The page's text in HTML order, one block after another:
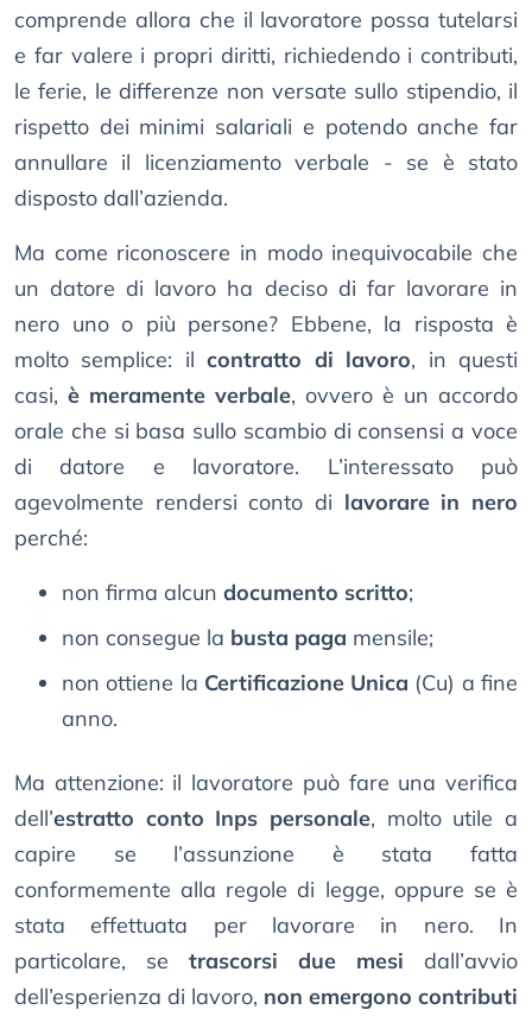
comprende allora che il lavoratore possa tutelarsi
e far valere i propri diritti, richiedendo i contributi,
le ferie, le differenze non versate sullo stipendio, il
rispetto dei minimi salariali e potendo anche far
annullare il licenziamento verbale - se è stato
disposto dall’azienda.
Ma come riconoscere in modo inequivocabile che
un datore di lavoro ha deciso di far lavorare in
nero uno o più persone? Ebbene, la risposta è
molto semplice: ilcontratto di lavoro, in questi
casi, è meramente verbale, ovvero è un accordo
orale che si basa sullo scambio di consensi a voce
di datore e lavoratore. L’interessato può
agevolmente rendersi conto di lavorare in nero
perché:
non firma alcun documento scritto;
non consegue la busta paga mensile;
non ottiene la Certificazione Unica (Cu) a fine
anno.
Ma attenzione: il lavoratore può fare una verifica
dell’estratto conto Inps personale, molto utile a
capire se l’assunzione è stata fatta
conformemente alla regole di legge, oppure se è
stata effettuata per lavorare in nero. In
particolare, se trascorsi due mesi dall’avvio
dell’esperienza di lavoro, non emergono contributi